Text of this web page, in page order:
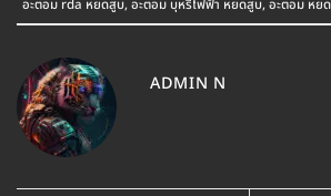
อะตอม rda หยดสูบ, อะตอม บุหรี่ไฟฟ้า หยดสูบ, อะตอม หย
ADMIN N